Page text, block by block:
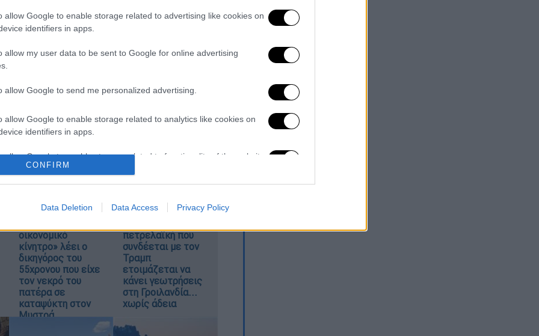
allow Google to enable storage related to advertising like cookies on
identifiers in apps.
allow my user data to be sent to Google for online advertising
allow Google to send me personalized advertising.
allow Google to enable storage related to analytics like cookies on
identifiers in apps.
allow Google to enable storage related to functionality of the website
functionality and fraud prevention, and other user protection.
CONFIRM
Data Deletion Data Access Privacy Policy
ΕΘΝΟΣ θα παρεμβαίνει και τα προσβλητικά σχόλια θα
οικονομικό
κίνητρο» λέει ο
δικηγόρος του
55χρονου που είχε
τον νεκρό του
πατέρα σε
καταψύκτη στον
Μυστρά
πετρελαϊκή που
συνδέεται με τον
Τραμπ
ετοιμάζεται να
κάνει γεωτρήσεις
στη Γροιλανδία...
χωρίς άδεια